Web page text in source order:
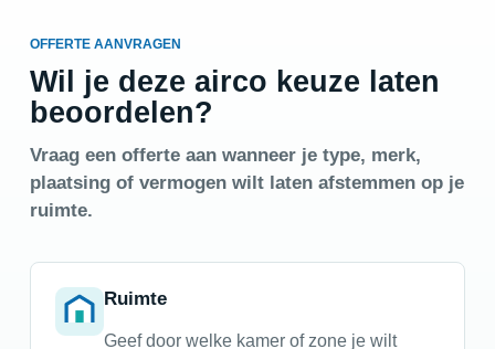
OFFERTE AANVRAGEN
Wil je deze airco keuze laten
beoordelen?
Vraag een offerte aan wanneer je type, merk,
plaatsing of vermogen wilt laten afstemmen op je
ruimte.
Ruimte
Geef door welke kamer of zone je wilt